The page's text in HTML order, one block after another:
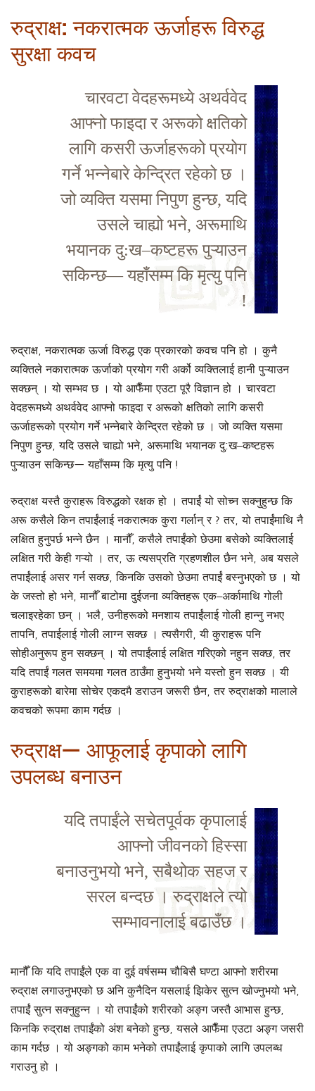
रुद्राक्ष: नकरात्मक ऊर्जाहरू विरुद्ध
सुरक्षा कवच
चारवटा वेदहरूमध्ये अथर्ववेद
आफ्नो फाइदा र अरूको क्षतिको
लागि कसरी ऊर्जाहरूको प्रयोग
गर्ने भन्नेबारे केन्द्रित रहेको छ ।
जो व्यक्ति यसमा निपुण हुन्छ, यदि
उसले चाह्यो भने, अरूमाथि
भयानक दु:ख–कष्टहरू पुऱ्याउन
सकिन्छ— यहाँसम्म कि मृत्यु पनि
!
रुद्राक्ष, नकरात्मक ऊर्जा विरुद्ध एक प्रकारको कवच पनि हो । कुनै
व्यक्तिले नकारात्मक ऊर्जाको प्रयोग गरी अर्को व्यक्तिलाई हानी पुऱ्याउन
सक्छन् । यो सम्भव छ । यो आफैँमा एउटा पूरै विज्ञान हो । चारवटा
वेदहरूमध्ये अथर्ववेद आफ्नो फाइदा र अरूको क्षतिको लागि कसरी
ऊर्जाहरूको प्रयोग गर्ने भन्नेबारे केन्द्रित रहेको छ । जो व्यक्ति यसमा
निपुण हुन्छ, यदि उसले चाह्यो भने, अरूमाथि भयानक दु:ख–कष्टहरू
पुऱ्याउन सकिन्छ— यहाँसम्म कि मृत्यु पनि !
रुद्राक्ष यस्तै कुराहरू विरुद्धको रक्षक हो । तपाईं यो सोच्न सक्नुहुन्छ कि
अरू कसैले किन तपाईंलाई नकरात्मक कुरा गर्लान् र ? तर, यो तपाईंमाथि नै
लक्षित हुनुपर्छ भन्ने छैन । मानौँ, कसैले तपाईंको छेउमा बसेको व्यक्तिलाई
लक्षित गरी केही गऱ्यो । तर, ऊ त्यसप्रति ग्रहणशील छैन भने, अब यसले
तपाईंलाई असर गर्न सक्छ, किनकि उसको छेउमा तपाईं बस्नुभएको छ । यो
के जस्तो हो भने, मानौँ बाटोमा दुईजना व्यक्तिहरू एक–अर्कामाथि गोली
चलाइरहेका छन् । भलै, उनीहरूको मनशाय तपाईंलाई गोली हान्नु नभए
तापनि, तपाईलाई गोली लाग्न सक्छ । त्यसैगरी, यी कुराहरू पनि
सोहीअनुरूप हुन सक्छन् । यो तपाईंलाई लक्षित गरिएको नहुन सक्छ, तर
यदि तपाईं गलत समयमा गलत ठाउँमा हुनुभयो भने यस्तो हुन सक्छ । यी
कुराहरूको बारेमा सोचेर एकदमै डराउन जरूरी छैन, तर रुद्राक्षको मालाले
कवचको रूपमा काम गर्दछ ।
रुद्राक्ष— आफूलाई कृपाको लागि
उपलब्ध बनाउन
यदि तपाईंले सचेतपूर्वक कृपालाई
आफ्नो जीवनको हिस्सा
बनाउनुभयो भने, सबैथोक सहज र
सरल बन्दछ । रुद्राक्षले त्यो
सम्भावनालाई बढाउँछ ।
मानौँ कि यदि तपाईंले एक वा दुई वर्षसम्म चौबिसै घण्टा आफ्नो शरीरमा
रुद्राक्ष लगाउनुभएको छ अनि कुनैदिन यसलाई झिकेर सुत्न खोज्नुभयो भने,
तपाईं सुत्न सक्नुहुन्न । यो तपाईंको शरीरको अङ्ग जस्तै आभास हुन्छ,
किनकि रुद्राक्ष तपाईंको अंश बनेको हुन्छ, यसले आफैँमा एउटा अङ्ग जसरी
काम गर्दछ । यो अङ्गको काम भनेको तपाईंलाई कृपाको लागि उपलब्ध
गराउनु हो ।